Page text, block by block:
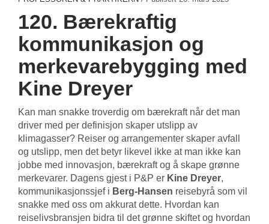
120. Bærekraftig
kommunikasjon og
merkevarebygging med
Kine Dreyer
Kan man snakke troverdig om bærekraft når det man
driver med per definisjon skaper utslipp av
klimagasser? Reiser og arrangementer skaper avfall
og utslipp, men det betyr likevel ikke at man ikke kan
jobbe med innovasjon, bærekraft og å skape grønne
merkevarer. Dagens gjest i P&P er Kine Dreyer,
kommunikasjonssjef i Berg-Hansen reisebyrå som vil
snakke med oss om akkurat dette. Hvordan kan
reiselivsbransjen bidra til det grønne skiftet og hvordan